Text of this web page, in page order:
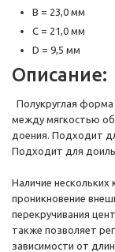
B = 23,0 мм
C = 21,0 мм
D = 9,5 мм
Описание:
Полукруглая
между мягкостью
доения. Подходит
Подходит для
Наличие
проникновение
перекручивания
также позволяет
зависимости от